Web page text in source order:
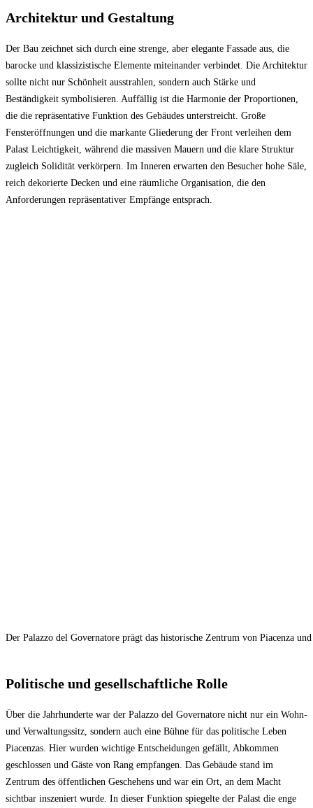
Architektur und Gestaltung
Der Bau zeichnet sich durch eine strenge, aber elegante Fassade aus, die
barocke und klassizistische Elemente miteinander verbindet. Die Architektur
sollte nicht nur Schönheit ausstrahlen, sondern auch Stärke und
Beständigkeit symbolisieren. Auffällig ist die Harmonie der Proportionen,
die die repräsentative Funktion des Gebäudes unterstreicht. Große
Fensteröffnungen und die markante Gliederung der Front verleihen dem
Palast Leichtigkeit, während die massiven Mauern und die klare Struktur
zugleich Solidität verkörpern. Im Inneren erwarten den Besucher hohe Säle,
reich dekorierte Decken und eine räumliche Organisation, die den
Anforderungen repräsentativer Empfänge entsprach.
Der Palazzo del Governatore prägt das historische Zentrum von Piacenza
Politische und gesellschaftliche Rolle
Über die Jahrhunderte war der Palazzo del Governatore nicht nur ein Wohn-
und Verwaltungssitz, sondern auch eine Bühne für das politische Leben
Piacenzas. Hier wurden wichtige Entscheidungen gefällt, Abkommen
geschlossen und Gäste von Rang empfangen. Das Gebäude stand im
Zentrum des öffentlichen Geschehens und war ein Ort, an dem Macht
sichtbar inszeniert wurde. In dieser Funktion spiegelte der Palast die enge